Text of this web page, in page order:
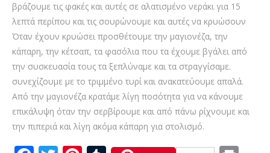
βράζουμε τις φακές και αυτές σε αλατισμένο νεράκι για 15
λεπτά περίπου και τις σουρώνουμε και αυτές να κρυώσουν
Όταν έχουν κρυώσει προσθέτουμε την μαγιονέζα, την
κάπαρη, την κέτσαπ, τα φασόλια που τα έχουμε βγάλει από
την συσκευασία τους τα ξεπλύναμε και τα στραγγίσαμε.
συνεχίζουμε με το τριμμένο τυρί και ανακατεύουμε απαλά.
Από την μαγιονέζα κρατάμε λίγη ποσότητα για να κάνουμε
επικάλυψη όταν την σερβίρουμε και από πάνω ρίχνουμε και
την πιπεριά και λίγη ακόμα κάπαρη για στολισμό.